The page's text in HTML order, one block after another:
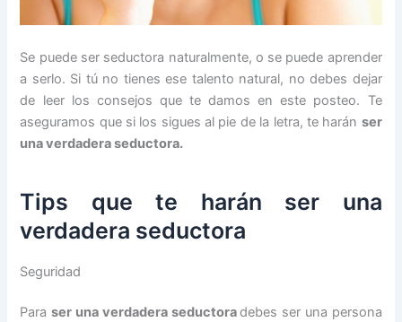
Se puede ser seductora naturalmente, o se puede aprender
a serlo. Si tú no tienes ese talento natural, no debes dejar
de leer los consejos que te damos en este posteo. Te
aseguramos que si los sigues al pie de la letra, te harán ser
una verdadera seductora.
Tips que te harán ser una
verdadera seductora
Seguridad
Paraser una verdadera seductoradebes ser una persona